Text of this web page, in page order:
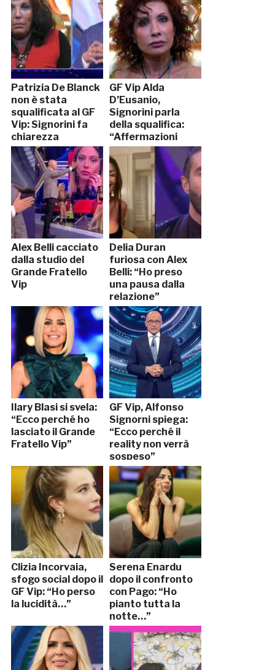
Patrizia De Blanck
non è stata
squalificata al GF
Vip: Signorini fa
chiarezza
GF Vip Alda
D’Eusanio,
Signorini parla
della squalifica:
“Affermazioni
gravi”
Alex Belli cacciato
dalla studio del
Grande Fratello
Vip
Delia Duran
furiosa con Alex
Belli: “Ho preso
una pausa dalla
relazione”
Ilary Blasi si svela:
“Ecco perché ho
lasciato il Grande
Fratello Vip”
GF Vip, Alfonso
Signorni spiega:
“Ecco perché il
reality non verrà
sospeso”
Clizia Incorvaia,
sfogo social dopo il
GF Vip: “Ho perso
la lucidità…”
Serena Enardu
dopo il confronto
con Pago: “Ho
pianto tutta la
notte…”